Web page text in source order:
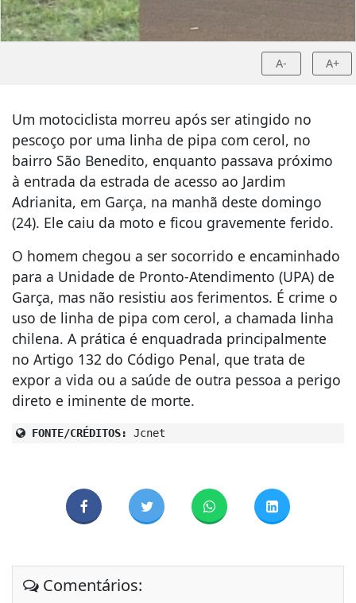
A- A+
Um motociclista morreu após ser atingido no
pescoço por uma linha de pipa com cerol, no
bairro São Benedito, enquanto passava próximo
à entrada da estrada de acesso ao Jardim
Adrianita, em Garça, na manhã deste domingo
(24). Ele caiu da moto e ficou gravemente ferido.
O homem chegou a ser socorrido e encaminhado
para a Unidade de Pronto-Atendimento (UPA) de
Garça, mas não resistiu aos ferimentos. É crime o
uso de linha de pipa com cerol, a chamada linha
chilena. A prática é enquadrada principalmente
no Artigo 132 do Código Penal, que trata de
expor a vida ou a saúde de outra pessoa a perigo
direto e iminente de morte.
FONTE/CRÉDITOS: Jcnet
Comentários: